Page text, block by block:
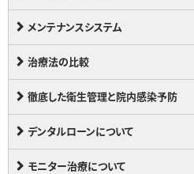
メンテナンスシステム
治療法の比較
徹底した衛生管理と院内感染予防
デンタルローンについて
モニター治療について